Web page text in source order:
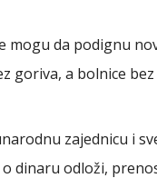
mogu da podignu
goriva, a bolnice
zajednicu i
dinaru odloži,